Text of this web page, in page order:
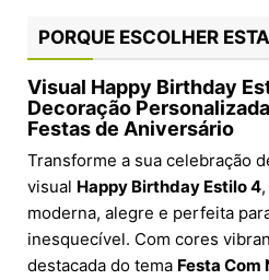
PORQUE ESCOLHER
Visual Happy Birthday
Decoração
Festas de Aniversário
Transforme a sua celebração
visual Happy Birthday Estilo 4
moderna, alegre e perfeita
inesquecível. Com cores
destacada do tema Festa Com